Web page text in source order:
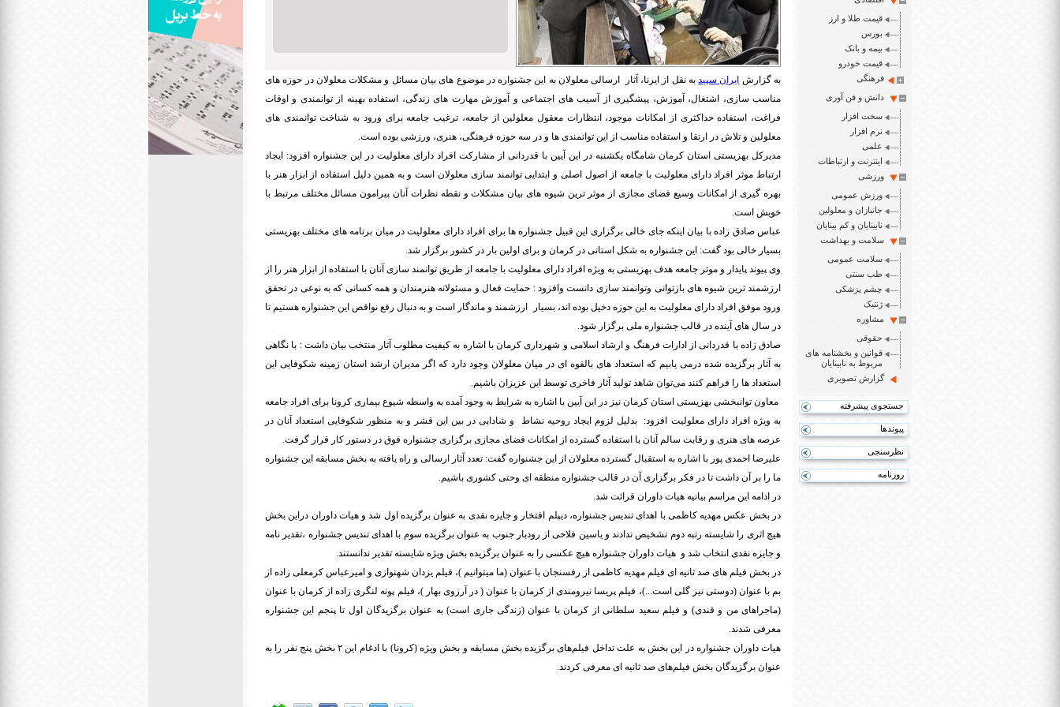
قیمت طلا و ارز
بورس
بیمه و بانک
قیمت خودرو
فرهنگی
دانش و فن آوری
سخت افزار
نرم افزار
علمی
اینترنت و ارتباطات
ورزشی
ورزش عمومی
جانبازان و معلولین
نابینایان و کم بینایان
سلامت و بهداشت
سلامت عمومی
طب سنتی
چشم پزشکی
ژنتیک
مشاوره
حقوقی
قوانین و بخشنامه های
مربوط به نابینایان
گزارش تصویری
جستجوی پیشرفته
پیوندها
نظرسنجی
روزنامه
به گزارش ایران سپیدبه نقل از ایرنا، آثار ارسالی معلولان به این جشنواره در موضوع های بیان مسائل و مشکلات معلولان در حوزه های
مناسب سازی، اشتغال، آموزش، پیشگیری از آسیب های اجتماعی و آموزش مهارت های زندگی، استفاده بهینه از توانمندی و اوقات
فراغت، استفاده حداکثری از امکانات موجود، انتظارات معقول معلولین از جامعه، ترغیب جامعه برای ورود به شناخت توانمندی های
معلولین و تلاش در ارتقا و استفاده مناسب از این توانمندی ها و در سه حوزه فرهنگی، هنری، ورزشی بوده است.
مدیرکل بهزیستی استان کرمان شامگاه یکشنبه در این آیین با قدردانی از مشارکت افراد دارای معلولیت در این جشنواره افزود: ایجاد
ارتباط موثر افراد دارای معلولیت با جامعه از اصول اصلی و ابتدایی توانمند سازی معلولان است و به همین دلیل استفاده از ابزار هنر با
بهره گیری از امکانات وسیع فضای مجازی از موثر ترین شیوه های بیان مشکلات و نقطه نظرات آنان پیرامون مسائل مختلف مرتبط با
خویش است.
عباس صادق زاده با بیان اینکه جای خالی برگزاری این قبیل جشنواره ها برای افراد دارای معلولیت در میان برنامه های مختلف بهزیستی
بسیار خالی بود گفت: این جشنواره به‌ شکل استانی در کرمان و برای اولین بار در کشور برگزار شد.
وی پیوند پایدار و موثر جامعه هدف بهزیستی به ویژه افراد دارای معلولیت با جامعه از طریق توانمند سازی آنان با استفاده از ابزار هنر را از
ارزشمند ترین شیوه های بازتوانی وتوانمند سازی دانست وافزود : حمایت فعال و مسئولانه هنرمندان و همه کسانی که به نوعی در تحقق
ورود موفق افراد دارای معلولیت به این حوزه دخیل بوده اند، بسیار ارزشمند و ماندگار است و به دنبال رفع نواقص این جشنواره هستیم تا
در سال های آینده در قالب جشنواره ملی برگزار شود.
صادق زاده با قدردانی از ادارات فرهنگ و ارشاد اسلامی و شهرداری کرمان با اشاره به کیفیت مطلوب آثار منتخب بیان داشت : با نگاهی
به آثار برگزیده شده درمی یابیم که استعداد های بالقوه ای در میان معلولان وجود دارد که اگر مدیران ارشد استان زمینه شکوفایی این
استعداد ها را فراهم کنند می‌توان شاهد تولید آثار فاخری توسط این عزیزان باشیم.
معاون توانبخشی بهزیستی استان کرمان نیز در این آیین با اشاره به شرایط به وجود آمده به واسطه شیوع بیماری کرونا برای افراد جامعه
به ویژه افراد دارای معلولیت افزود: بدلیل لزوم ایجاد روحیه نشاط و شادابی در بین این قشر و به منظور شکوفایی استعداد آنان در
عرصه های هنری و رقابت سالم آنان با استفاده گسترده از امکانات فضای مجازی برگزاری جشنواره فوق در دستور کار قرار گرفت.
علیرضا احمدی پور با اشاره به استقبال گسترده معلولان از این جشنواره گفت: تعدد آثار ارسالی و راه یافته به بخش مسابقه این جشنواره
ما را بر آن داشت تا در فکر برگزاری آن در قالب جشنواره منطقه ای وحتی کشوری باشیم.
در ادامه این مراسم بیانیه هیات داوران قرائت شد.
در بخش عکس مهدیه کاظمی با اهدای تندیس جشنواره، دیپلم افتخار و جایزه نقدی به عنوان برگزیده اول شد و هیات داوران دراین بخش
هیچ اثری را شایسته رتبه دوم تشخیص ندادند و یاسین فلاحی از رودبار جنوب به عنوان برگزیده سوم با اهدای تندیس جشنواره ،تقدیر نامه
و جایزه نقدی انتخاب شد و هیات داوران جشنواره هیچ عکسی را به عنوان برگزیده بخش ویژه شایسته تقدیر ندانستند.
در بخش فیلم های صد ثانیه ای فیلم مهدیه کاظمی از رفسنجان با عنوان (ما میتوانیم )، فیلم یزدان شهنوازی و امیرعباس کرمعلی زاده از
بم با عنوان (دوستی نیز گلی است...)، فیلم پریسا نیرومندی از کرمان با عنوان ( در آرزوی بهار )، فیلم پونه لنگری زاده از کرمان با عنوان
(ماجراهای من و قندی) و فیلم سعید سلطانی از کرمان با عنوان (زندگی جاری است) به عنوان برگزیدگان اول تا پنجم این جشنواره
معرفی شدند.
هیات داوران جشنواره در این بخش به علت تداخل فیلم‌های برگزیده بخش مسابقه و بخش ویژه (کرونا) با ادغام این ۲ بخش پنج نفر را به
عنوان برگزیدگان بخش فیلم‌های صد ثانیه ای معرفی کردند.